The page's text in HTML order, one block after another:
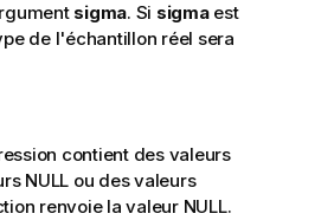
sigma. Si sigmaest
de l'échantillon réel sera
contient des valeurs
NULL ou des valeurs
renvoie la valeur NULL.